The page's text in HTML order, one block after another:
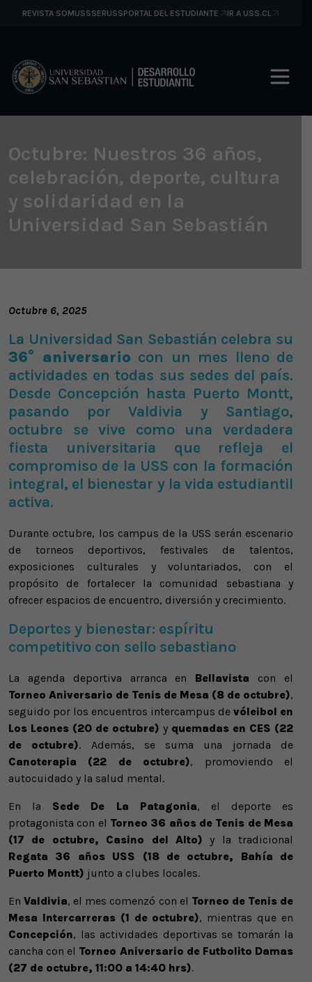
REVISTA SOMUSSSERUSSPORTAL DEL ESTUDIANTE IR A USS.CL
Octubre: Nuestros 36 años,
celebración, deporte, cultura
y solidaridad en la
Universidad San Sebastián
Octubre 6, 2025
La Universidad San Sebastián celebra su
36° aniversario con un mes lleno de
actividades en todas sus sedes del país.
Desde Concepción hasta Puerto Montt,
pasando por Valdivia y Santiago,
octubre se vive como una verdadera
fiesta universitaria que refleja el
compromiso de la USS con la formación
integral, el bienestar y la vida estudiantil
activa.
Durante octubre, los campus de la USS serán escenario
de torneos deportivos, festivales de talentos,
exposiciones culturales y voluntariados, con el
propósito de fortalecer la comunidad sebastiana y
ofrecer espacios de encuentro, diversión y crecimiento.
Deportes y bienestar: espíritu
competitivo con sello sebastiano
La agenda deportiva arranca en Bellavista con el
Torneo Aniversario de Tenis de Mesa (8 de octubre),
seguido por los encuentros intercampus de vóleibol en
Los Leones (20 de octubre) y quemadas en CES (22
de octubre). Además, se suma una jornada de
Canoterapia (22 de octubre), promoviendo el
autocuidado y la salud mental.
En la Sede De La Patagonia, el deporte es
protagonista con el Torneo 36 años de Tenis de Mesa
(17 de octubre, Casino del Alto) y la tradicional
Regata 36 años USS (18 de octubre, Bahía de
Puerto Montt) junto a clubes locales.
EnValdivia, el mes comenzó con el Torneo de Tenis de
Mesa Intercarreras (1 de octubre), mientras que en
Concepción, las actividades deportivas se tomarán la
cancha con el Torneo Aniversario de Futbolito Damas
(27 de octubre, 11:00 a 14:40 hrs).